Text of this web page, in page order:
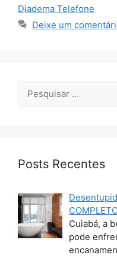
Diadema Telefone
Deixe um
por:
Posts Recentes
Cuiabá, a
pode